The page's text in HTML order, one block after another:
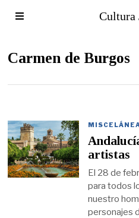
Cultura
Carmen de Burgos
artistas
El 28 de
para todos
nuestro
personajes